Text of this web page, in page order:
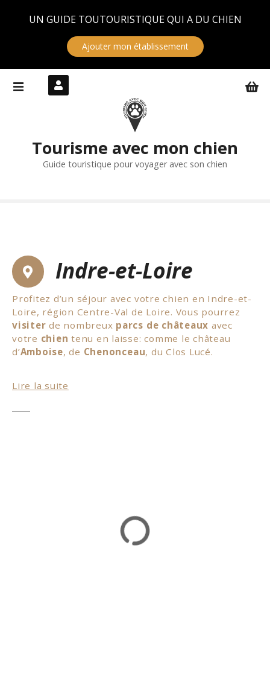
UN GUIDE TOUTOURISTIQUE QUI A DU CHIEN
Ajouter mon établissement
Tourisme avec mon chien
Guide touristique pour voyager avec son chien
Indre-et-Loire
Profitez d’un séjour avec votre chien en Indre-et-
Loire, région Centre-Val de Loire. Vous pourrez
visiter de nombreux parcs de châteaux avec
votre chien tenu en laisse: comme le château
d’Amboise, de Chenonceau, du Clos Lucé.
Les propriétaires de petits chiens pourront visiter
également des châteaux avec leur chien porté
chienen Indre-et-Loire.
Lire la suite